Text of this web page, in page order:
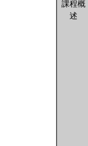
課程概
述